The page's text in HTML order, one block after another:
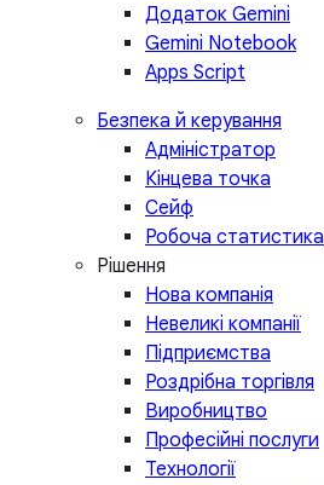
Додаток Gemini
Gemini Notebook
Apps Script
Безпека й керування
Адміністратор
Кінцева точка
Сейф
Робоча статистика
Рішення
Нова компанія
Невеликі компанії
Підприємства
Роздрібна торгівля
Виробництво
Професійні послуги
Технології